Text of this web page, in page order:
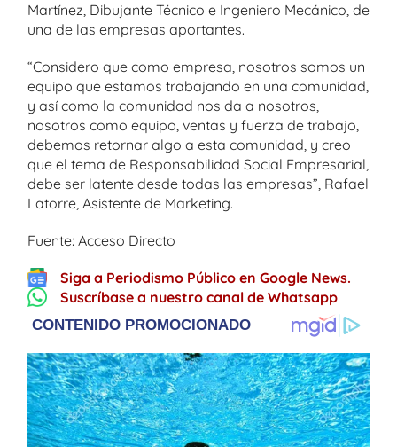
Martínez, Dibujante Técnico e Ingeniero Mecánico, de
una de las empresas aportantes.
“Considero que como empresa, nosotros somos un
equipo que estamos trabajando en una comunidad,
y así como la comunidad nos da a nosotros,
nosotros como equipo, ventas y fuerza de trabajo,
debemos retornar algo a esta comunidad, y creo
que el tema de Responsabilidad Social Empresarial,
debe ser latente desde todas las empresas”, Rafael
Latorre, Asistente de Marketing.
Fuente: Acceso Directo
Siga a Periodismo Público en Google News.
Suscríbase a nuestro canal de Whatsapp